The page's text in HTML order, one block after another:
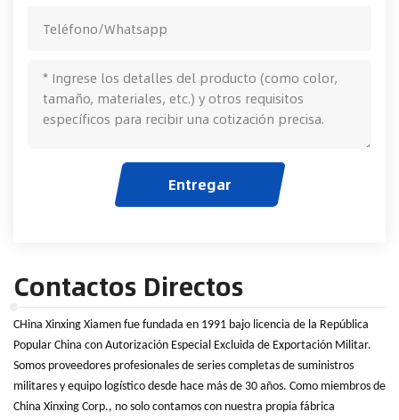
Entregar
Contactos Directos
CHina Xinxing Xiamen fue fundada en 1991 bajo licencia de la República
Popular China con Autorización Especial Excluida de Exportación Militar.
Somos proveedores profesionales de series completas de suministros
militares y equipo logístico desde hace más de 30 años. Como miembros de
China Xinxing Corp., no solo contamos con nuestra propia fábrica